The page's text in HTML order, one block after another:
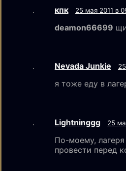
кпк 25 мая 2011 в
deamon66699
Nevada Junkie
я тоже еду в
Lightninggg 25
По-моему, лагеря
провести перед